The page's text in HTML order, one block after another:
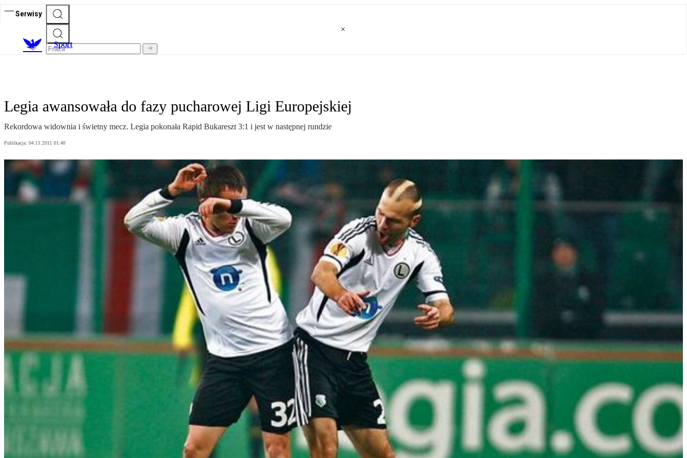
Serwisy
Sport
Legia awansowała do fazy pucharowej Ligi Europejskiej
Rekordowa widownia i świetny mecz. Legia pokonała Rapid Bukareszt 3:1 i jest w następnej rundzie
Publikacja: 04.11.2011 01:48